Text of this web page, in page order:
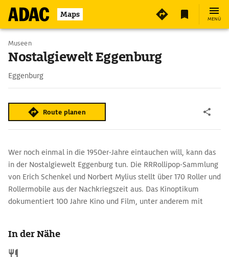
Maps MENÜ
Museen
Nostalgiewelt Eggenburg
Eggenburg
Route planen
Wer noch einmal in die 1950er-Jahre eintauchen will, kann das
in der Nostalgiewelt Eggenburg tun. Die RRRollipop-Sammlung
von Erich Schenkel und Norbert Mylius stellt über 170 Roller und
Rollermobile aus der Nachkriegszeit aus. Das Kinoptikum
dokumentiert 100 Jahre Kino und Film, unter anderem mit
Boxen aus den Jahren 1948-1960 bei Libella Limonade in
Erinnerungen schwelgen und einen flotten Rock'n Roll oder
In der Nähe